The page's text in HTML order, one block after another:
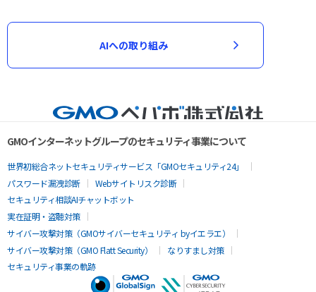
AIへの取り組み
GMOインターネットグループのセキュリティ事業について
世界初総合ネットセキュリティサービス「GMOセキュリティ24」
パスワード漏洩診断
Webサイトリスク診断
セキュリティ相談AIチャットボット
実在証明・盗聴対策
サイバー攻撃対策（GMOサイバーセキュリティ byイエラエ）
サイバー攻撃対策（GMO Flatt Security）
なりすまし対策
セキュリティ事業の軌跡